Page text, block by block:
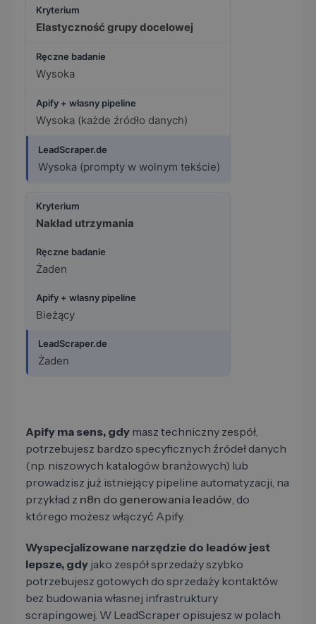
Elastyczność grupy docelowej
Wysoka
Wysoka (każde źródło danych)
Wysoka (prompty w wolnym tekście)
Nakład utrzymania
Żaden
Bieżący
Żaden
Apify ma sens, gdy masz techniczny zespół,
potrzebujesz bardzo specyficznych źródeł danych
(np. niszowych katalogów branżowych) lub
prowadzisz już istniejący pipeline automatyzacji, na
przykład z n8n do generowania leadów, do
którego możesz włączyć Apify.
Wyspecjalizowane narzędzie do leadów jest
lepsze, gdy jako zespół sprzedaży szybko
potrzebujesz gotowych do sprzedaży kontaktów
bez budowania własnej infrastruktury
scrapingowej. W LeadScraper opisujesz w polach